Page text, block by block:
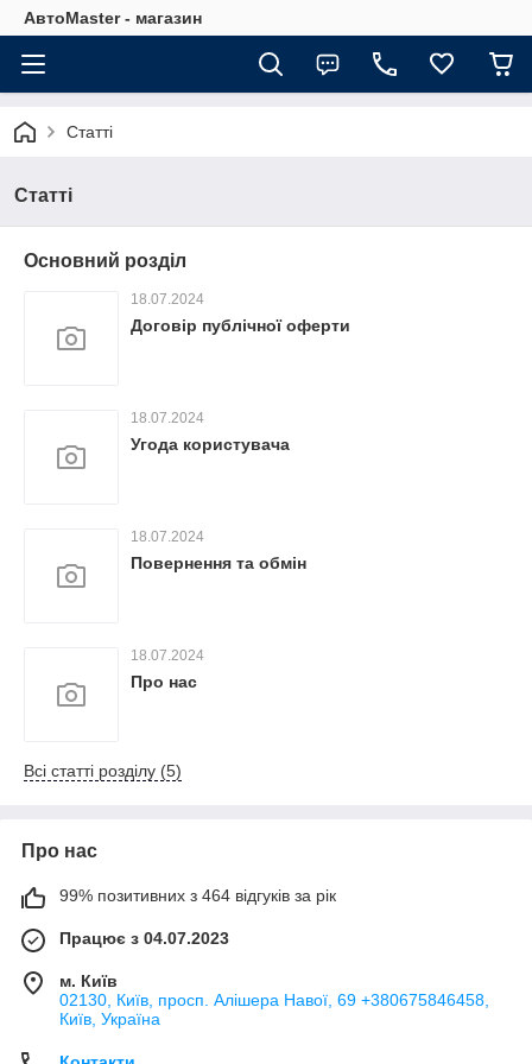
АвтоMaster - магазин
Статті
Статті
Основний розділ
18.07.2024
Договір публічної оферти
18.07.2024
Угода користувача
18.07.2024
Повернення та обмін
18.07.2024
Про нас
Всі статті розділу (5)
Про нас
99% позитивних з 464 відгуків за рік
Працює з 04.07.2023
м. Київ
02130, Київ, просп. Алішера Навої, 69 +380675846458,
Київ, Україна